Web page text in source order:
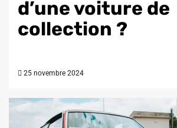
d’une voiture de
collection ?
25 novembre 2024